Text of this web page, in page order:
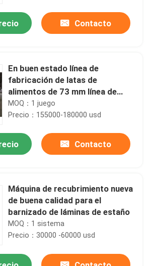
Contacto
En buen estado línea de
fabricación de latas de
alimentos de 73 mm línea de
montaje multifuncional
MOQ：1 juego
Precio：155000-180000 usd
Contacto
Máquina de recubrimiento nueva
de buena calidad para el
barnizado de láminas de estaño
MOQ：1 sistema
Precio：30000 -60000 usd